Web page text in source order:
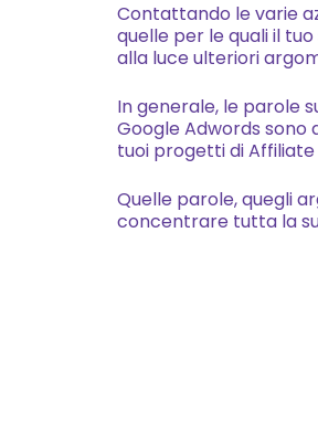
Contattando le varie
quelle per le quali il
alla luce ulteriori
In generale, le parole
Google Adwords sono
tuoi progetti di
Quelle parole, quegli
concentrare tutta la